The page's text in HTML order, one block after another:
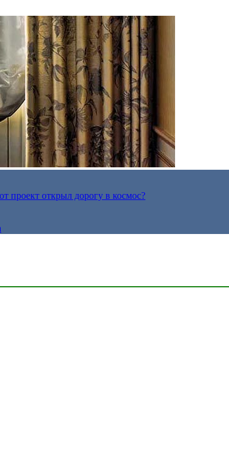
проект открыл дорогу в космос?